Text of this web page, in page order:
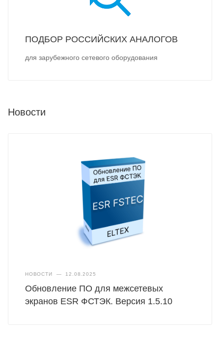
ПОДБОР РОССИЙСКИХ АНАЛОГОВ
для зарубежного сетевого оборудования
Новости
НОВОСТИ — 12.08.2025
Обновление ПО для межсетевых
экранов ESR ФСТЭК. Версия 1.5.10